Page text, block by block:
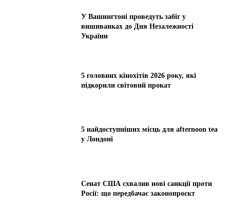
У Вашингтоні проведуть забіг у
вишиванках до Дня Незалежності
України
5 головних кінохітів 2026 року, які
підкорили світовий прокат
5 найдоступніших місць для afternoon tea
у Лондоні
Сенат США схвалив нові санкції проти
Росії: що передбачає законопроєкт